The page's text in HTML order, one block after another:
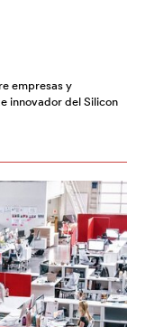
empresas y
innovador del Silicon